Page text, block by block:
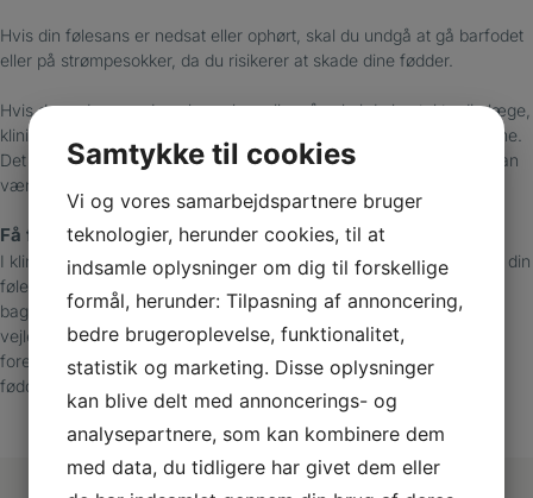
Hvis din følesans er nedsat eller ophørt, skal du undgå at gå barfodet
eller på strømpesokker, da du risikerer at skade dine fødder.
Hvis du opdager rødme, hævelser eller sår, skal du kontakte din læge,
klinikken eller vagtlægen, så du kan blive behandlet med det samme.
Det skyldes, at diabetiske fodsår kan udvikle sig hurtigt, og at du kan
være i risiko for amputation.
Få fodstatus og behandlingsplan
I klinikken tilbyder vi en fodstatus, hvor vi blandt andet undersøger din
følesans, hud og negle, kredsløb og eventuelle fejlstillinger. På
baggrund af undersøgelsen giver vi dig en behandlingsplan og
vejleder dig i, hvordan du plejer dine fødder, vælger fodtøj og
forebygger problemer. Vi kan også tilbyde indlæg, der styrker dine
fødders funktion og mindsker risikoen for sår og faldulykker.
Samtykke til cookies
Vi og vores samarbejdspartnere bruger
teknologier, herunder cookies, til at
indsamle oplysninger om dig til forskellige
formål, herunder: Tilpasning af annoncering,
bedre brugeroplevelse, funktionalitet,
statistik og marketing. Disse oplysninger
kan blive delt med annoncerings- og
analysepartnere, som kan kombinere dem
med data, du tidligere har givet dem eller